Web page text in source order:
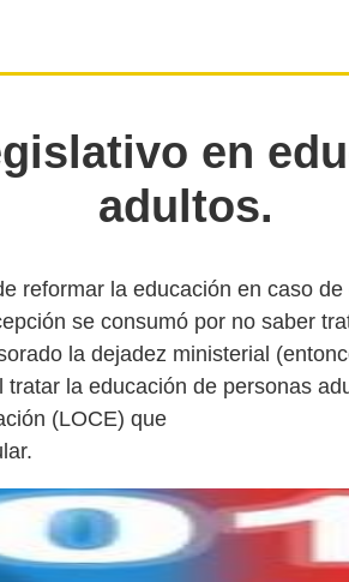
en
adultos.
reformar la educación en caso
se consumó por no saber
la dejadez ministerial
tratar la educación de personas
(LOCE) que